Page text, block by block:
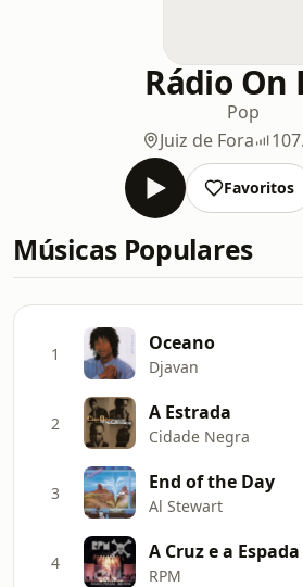
Rádio On
Pop
Juiz de Fora
Favoritos
Músicas Populares
1 Oceano
Djavan
2 A Estrada
Cidade Negra
3 End of the Day
Al Stewart
4 A Cruz e a Espada
RPM